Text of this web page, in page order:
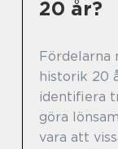
20 år?
Fördelarna
historik 20
identifiera
göra
vara att